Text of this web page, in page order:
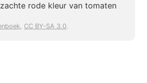
rode kleur van tomaten
, CC BY-SA 3.0.